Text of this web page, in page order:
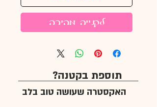
לקנייה מהירה
תוספת בקטנה?
האקסטרה שעושה טוב בלב